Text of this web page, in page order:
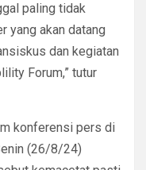
paling tidak
yang akan datang
dan kegiatan
Forum,” tutur
konferensi pers di
(26/8/24)